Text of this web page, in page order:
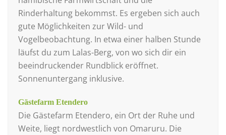
Rinderhaltung bekommst. Es ergeben sich auch
gute Möglichkeiten zur Wild- und
Vogelbeobachtung. In etwa einer halben Stunde
läufst du zum Lalas-Berg, von wo sich dir ein
beeindruckender Rundblick eröffnet.
Sonnenuntergang inklusive.
Gästefarm Etendero
Die Gästefarm Etendero, ein Ort der Ruhe und
Weite, liegt nordwestlich von Omaruru. Die